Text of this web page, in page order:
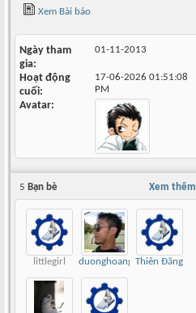
Xem Bài báo
Ngày tham
gia
01-11-2013
Hoạt động
cuối
17-06-2026 01:51:08
PM
Avatar
Xem thêm
5 Bạn bè
littlegirl duonghoang Thiên Đăng